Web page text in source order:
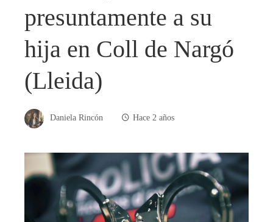
presuntamente a su
hija en Coll de Nargó
(Lleida)
Daniela Rincón Hace 2 años